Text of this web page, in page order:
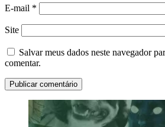
E-mail *
Site
Salvar meus dados neste navegador
comentar.